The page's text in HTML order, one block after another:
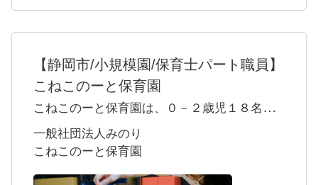
り続けています。
保育事業においても、園の運営を通じて関わ
るすべての人たちの成長と自己実現をグルー
プ全体として支援し、地域と社会の活性に貢
【静岡市/小規模園/保育士パート職員】
こねこのーと保育園
こねこのーと保育園は、０－２歳児１８名が
過ごす、静岡市清水区認可小規模保育園で
す。集団保育では味わえない、ひとりひとり
の子どもと向き合う保育をやってみません
一般社団法人みのり
こねこのーと保育園